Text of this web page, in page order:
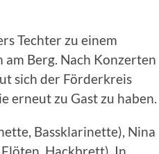
Techter zu einem
am Berg. Nach Konzerten
sich der Förderkreis
erneut zu Gast zu haben.
Bassklarinette), Nina